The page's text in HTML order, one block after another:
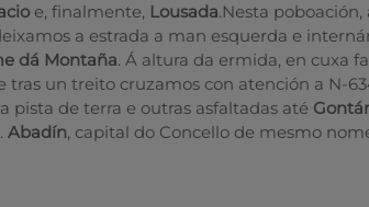
e, finalmente, Lousada.Nesta
a estrada a man esquerda e
dá Montaña. Á altura da ermida, en cuxa
tras un treito cruzamos con atención a N-
pista de terra e outras asfaltadas até
Abadín, capital do Concello de mesmo